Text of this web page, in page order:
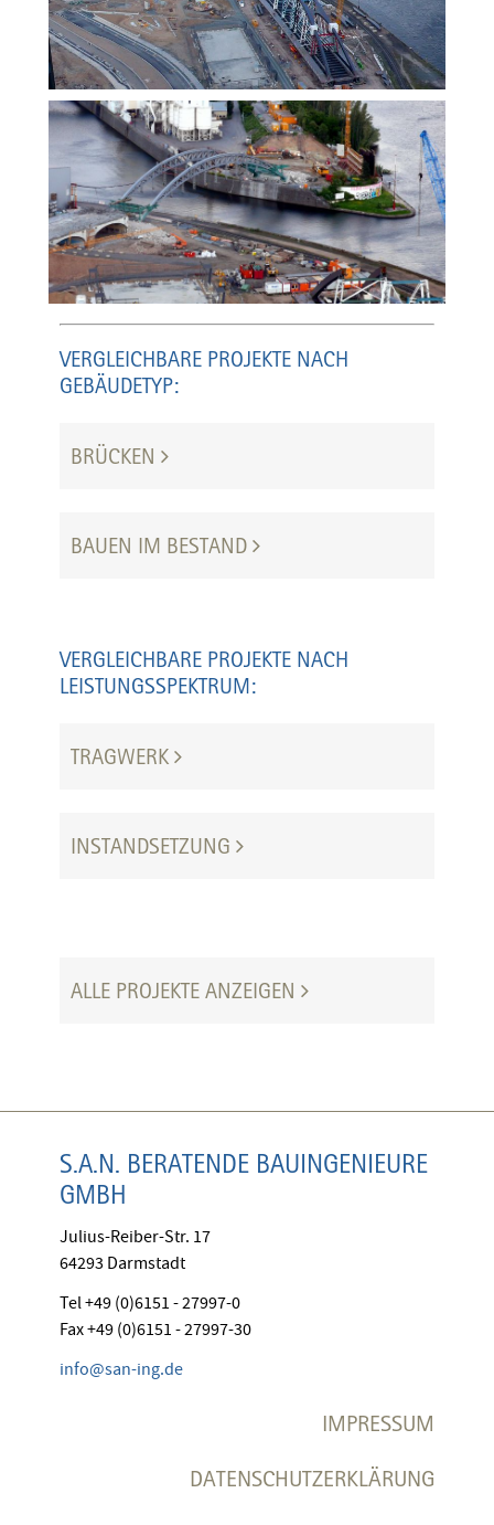
VERGLEICHBARE PROJEKTE NACH
GEBÄUDETYP:
BRÜCKEN
BAUEN IM BESTAND
VERGLEICHBARE PROJEKTE NACH
LEISTUNGSSPEKTRUM:
TRAGWERK
INSTANDSETZUNG
ALLE PROJEKTE ANZEIGEN
S.A.N. BERATENDE BAUINGENIEURE
GMBH
Julius-Reiber-Str. 17
64293 Darmstadt
Tel +49 (0)6151 - 27997-0
Fax +49 (0)6151 - 27997-30
info@san-ing.de
IMPRESSUM
DATENSCHUTZERKLÄRUNG